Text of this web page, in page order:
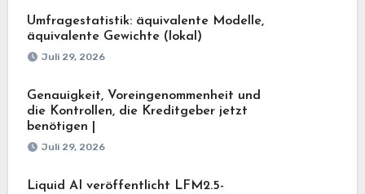
Umfragestatistik: äquivalente Modelle,
äquivalente Gewichte (lokal)
Juli 29, 2026
Genauigkeit, Voreingenommenheit und
die Kontrollen, die Kreditgeber jetzt
benötigen |
Juli 29, 2026
Liquid AI veröffentlicht LFM2.5-